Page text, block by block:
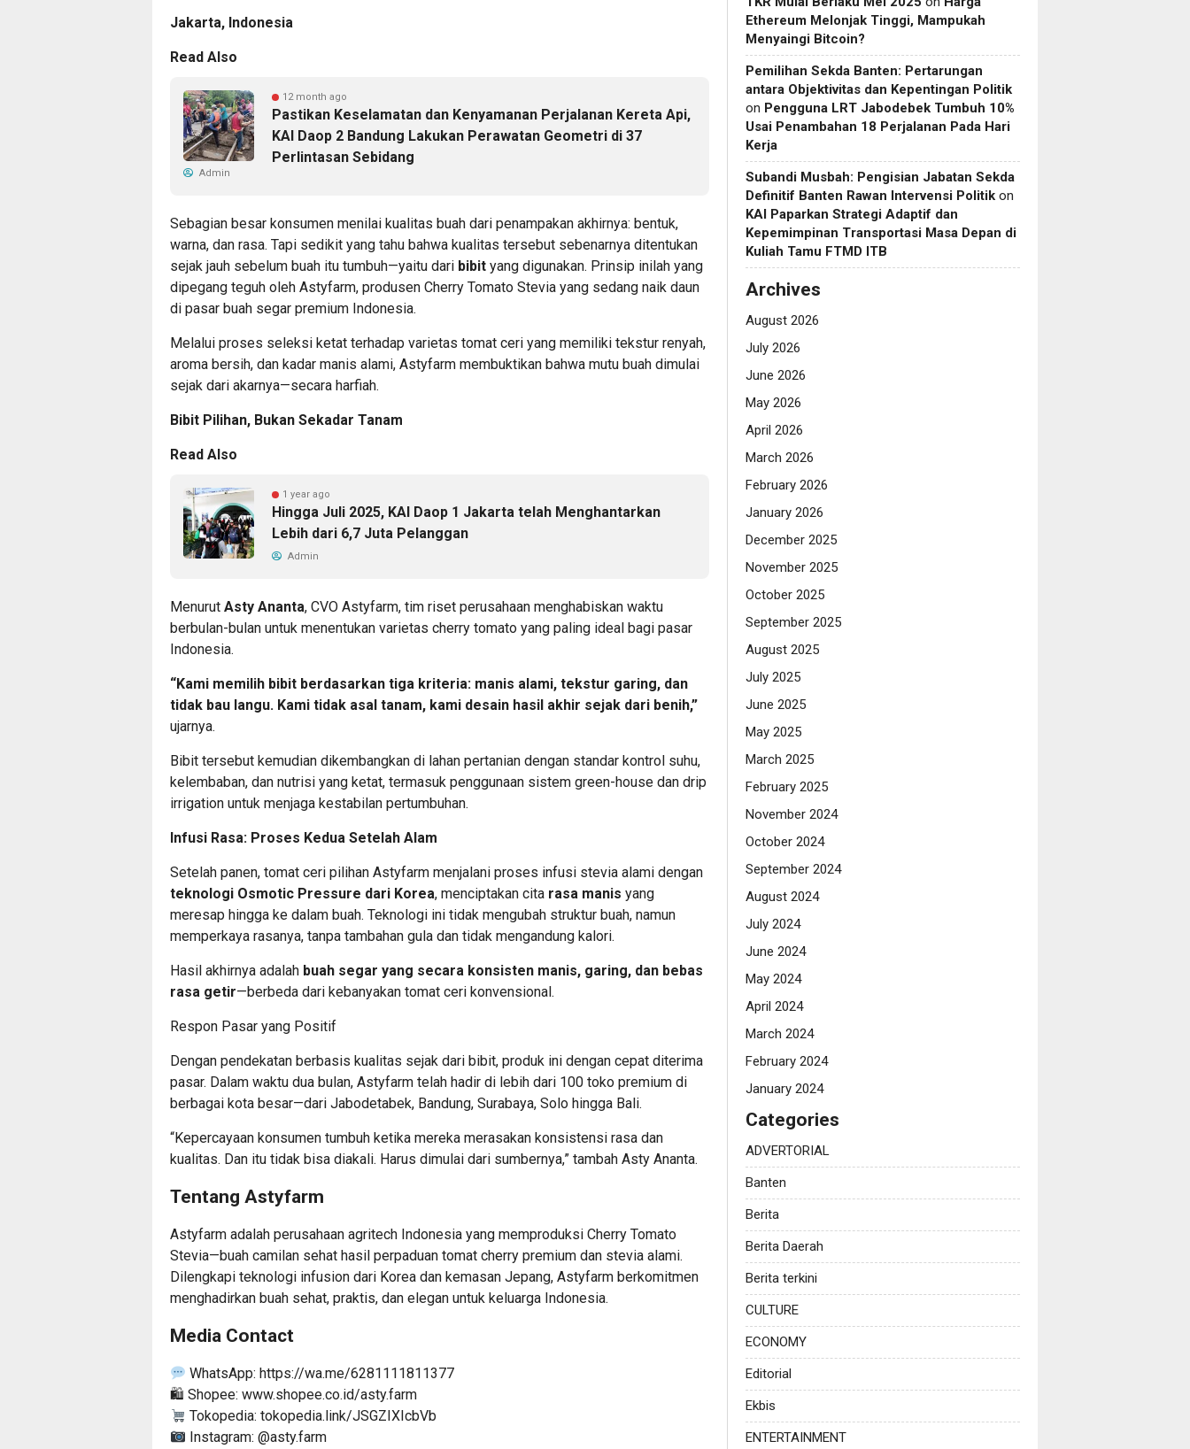
Jakarta, Indonesia
Read Also
12 month ago
Pastikan Keselamatan dan Kenyamanan Perjalanan Kereta Api,
KAI Daop 2 Bandung Lakukan Perawatan Geometri di 37
Perlintasan Sebidang
Admin
Sebagian besar konsumen menilai kualitas buah dari penampakan akhirnya: bentuk,
warna, dan rasa. Tapi sedikit yang tahu bahwa kualitas tersebut sebenarnya ditentukan
sejak jauh sebelum buah itu tumbuh—yaitu dari bibit yang digunakan. Prinsip inilah yang
dipegang teguh oleh Astyfarm, produsen Cherry Tomato Stevia yang sedang naik daun
di pasar buah segar premium Indonesia.
Melalui proses seleksi ketat terhadap varietas tomat ceri yang memiliki tekstur renyah,
aroma bersih, dan kadar manis alami, Astyfarm membuktikan bahwa mutu buah dimulai
sejak dari akarnya—secara harfiah.
Bibit Pilihan, Bukan Sekadar Tanam
Read Also
1 year ago
Hingga Juli 2025, KAI Daop 1 Jakarta telah Menghantarkan
Lebih dari 6,7 Juta Pelanggan
Admin
Menurut Asty Ananta, CVO Astyfarm, tim riset perusahaan menghabiskan waktu
berbulan-bulan untuk menentukan varietas cherry tomato yang paling ideal bagi pasar
Indonesia.
“Kami memilih bibit berdasarkan tiga kriteria: manis alami, tekstur garing, dan
tidak bau langu. Kami tidak asal tanam, kami desain hasil akhir sejak dari benih,”
ujarnya.
Bibit tersebut kemudian dikembangkan di lahan pertanian dengan standar kontrol suhu,
kelembaban, dan nutrisi yang ketat, termasuk penggunaan sistem green-house dan drip
irrigation untuk menjaga kestabilan pertumbuhan.
Infusi Rasa: Proses Kedua Setelah Alam
Setelah panen, tomat ceri pilihan Astyfarm menjalani proses infusi stevia alami dengan
teknologi Osmotic Pressure dari Korea, menciptakan cita rasa manis yang
meresap hingga ke dalam buah. Teknologi ini tidak mengubah struktur buah, namun
memperkaya rasanya, tanpa tambahan gula dan tidak mengandung kalori.
Hasil akhirnya adalah buah segar yang secara konsisten manis, garing, dan bebas
rasa getir—berbeda dari kebanyakan tomat ceri konvensional.
Respon Pasar yang Positif
Dengan pendekatan berbasis kualitas sejak dari bibit, produk ini dengan cepat diterima
pasar. Dalam waktu dua bulan, Astyfarm telah hadir di lebih dari 100 toko premium di
berbagai kota besar—dari Jabodetabek, Bandung, Surabaya, Solo hingga Bali.
“Kepercayaan konsumen tumbuh ketika mereka merasakan konsistensi rasa dan
kualitas. Dan itu tidak bisa diakali. Harus dimulai dari sumbernya,” tambah Asty Ananta.
Tentang Astyfarm
Astyfarm adalah perusahaan agritech Indonesia yang memproduksi Cherry Tomato
Stevia—buah camilan sehat hasil perpaduan tomat cherry premium dan stevia alami.
Dilengkapi teknologi infusion dari Korea dan kemasan Jepang, Astyfarm berkomitmen
menghadirkan buah sehat, praktis, dan elegan untuk keluarga Indonesia.
Media Contact
WhatsApp: https://wa.me/6281111811377
🛍 Shopee: www.shopee.co.id/asty.farm
Tokopedia:tokopedia.link/JSGZIXIcbVb
Instagram:@asty.farm
Ethereum Melonjak Tinggi, Mampukah
Menyaingi Bitcoin?
Pemilihan Sekda Banten: Pertarungan
antara Objektivitas dan Kepentingan Politik
on Pengguna LRT Jabodebek Tumbuh 10%
Usai Penambahan 18 Perjalanan Pada Hari
Kerja
Subandi Musbah: Pengisian Jabatan Sekda
Definitif Banten Rawan Intervensi Politik on
KAI Paparkan Strategi Adaptif dan
Kepemimpinan Transportasi Masa Depan di
Kuliah Tamu FTMD ITB
Archives
August 2026
July 2026
June 2026
May 2026
April 2026
March 2026
February 2026
January 2026
December 2025
November 2025
October 2025
September 2025
August 2025
July 2025
June 2025
May 2025
March 2025
February 2025
November 2024
October 2024
September 2024
August 2024
July 2024
June 2024
May 2024
April 2024
March 2024
February 2024
January 2024
Categories
ADVERTORIAL
Banten
Berita
Berita Daerah
Berita terkini
CULTURE
ECONOMY
Editorial
Ekbis
ENTERTAINMENT